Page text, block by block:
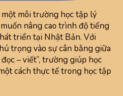
môi trường học tập lý
nâng cao trình độ tiếng
triển tại Nhật Bản. Với
trọng vào sự cân bằng giữa
– viết”, trường giúp học
cách thực tế trong học tập